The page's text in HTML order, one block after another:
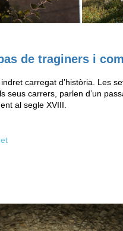
de traginers i
carregat d’història. Les
seus carrers, parlen d’un
al segle XVIII.